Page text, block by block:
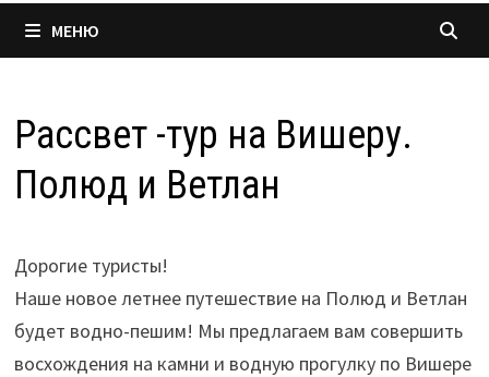
МЕНЮ
Рассвет -тур на Вишеру.
Полюд и Ветлан
Дорогие туристы!
Наше новое летнее путешествие на Полюд и Ветлан
будет водно-пешим! Мы предлагаем вам совершить
восхождения на камни и водную прогулку по Вишере